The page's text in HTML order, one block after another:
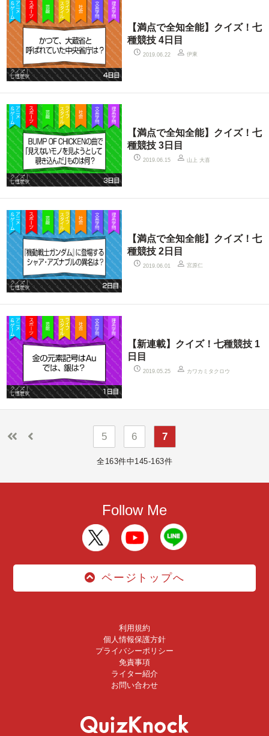
【満点で全知全能】クイズ！七
種競技 4日目
2019.06.22 伊東
【満点で全知全能】クイズ！七
種競技 3日目
2019.06.15 山上 大喜
【満点で全知全能】クイズ！七
種競技 2日目
2019.06.01 宮原仁
【新連載】クイズ！七種競技 1
日目
2019.05.25 カワカミタクロウ
5 6 7
全163件中145-163件
Follow Me
ページトップへ
利用規約
個人情報保護方針
プライバシーポリシー
免責事項
ライター紹介
お問い合わせ